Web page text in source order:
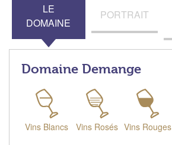
LE
DOMAINE
PORTRAIT
Domaine Demange
Vins Blancs Vins Rosés Vins Rouges